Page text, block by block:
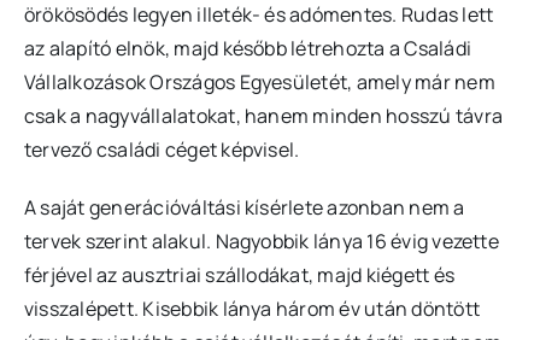
örökösödés legyen illeték- és adómentes. Rudas lett
az alapító elnök, majd később létrehozta a Családi
Vállalkozások Országos Egyesületét, amely már nem
csak a nagyvállalatokat, hanem minden hosszú távra
tervező családi céget képvisel.
A saját generációváltási kísérlete azonban nem a
tervek szerint alakul. Nagyobbik lánya 16 évig vezette
férjével az ausztriai szállodákat, majd kiégett és
visszalépett. Kisebbik lánya három év után döntött